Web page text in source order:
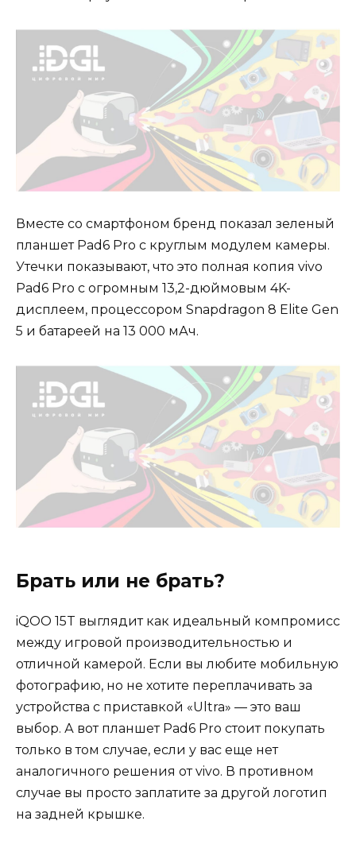
Вместе со смартфоном бренд показал зеленый
планшет Pad6 Pro с круглым модулем камеры.
Утечки показывают, что это полная копия vivo
Pad6 Pro с огромным 13,2-дюймовым 4K-
дисплеем, процессором Snapdragon 8 Elite Gen
5 и батареей на 13 000 мАч.
Брать или не брать?
iQOO 15T выглядит как идеальный компромисс
между игровой производительностью и
отличной камерой. Если вы любите мобильную
фотографию, но не хотите переплачивать за
устройства с приставкой «Ultra» — это ваш
выбор. А вот планшет Pad6 Pro стоит покупать
только в том случае, если у вас еще нет
аналогичного решения от vivo. В противном
случае вы просто заплатите за другой логотип
на задней крышке.